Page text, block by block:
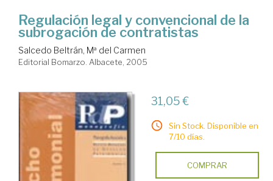
Regulación legal y convencional de la
subrogación de contratistas
Salcedo Beltrán, Mª del Carmen
Editorial Bomarzo. Albacete, 2005
31,05 €
Sin Stock. Disponible en
7/10 días.
COMPRAR